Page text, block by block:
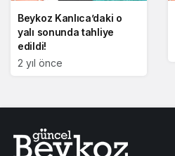
Beykoz Kanlıca’daki o
yalı sonunda tahliye
edildi!
2 yıl önce